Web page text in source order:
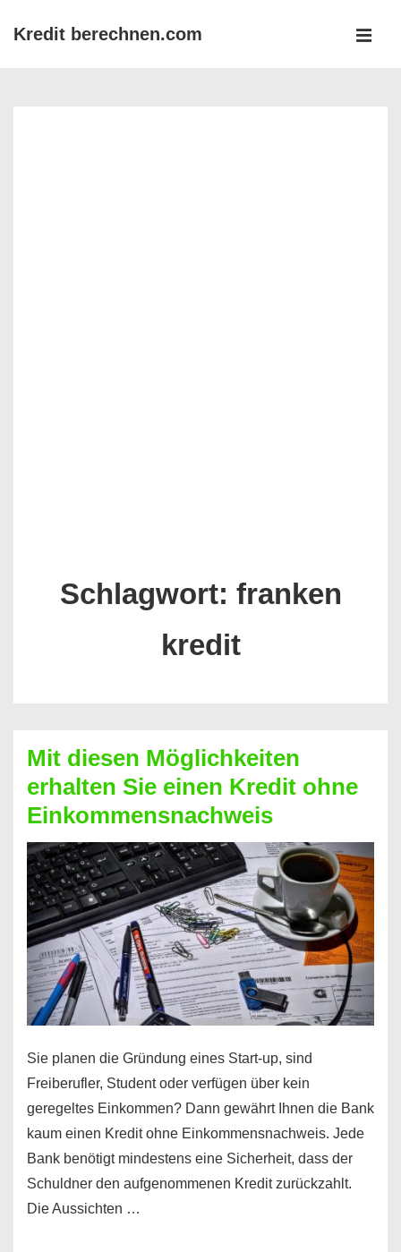
ZumKredit berechnen.com
Schlagwort: franken
kredit
Mit diesen Möglichkeiten
erhalten Sie einen Kredit ohne
Einkommensnachweis
Sie planen die Gründung eines Start-up, sind
Freiberufler, Student oder verfügen über kein
geregeltes Einkommen? Dann gewährt Ihnen die Bank
kaum einen Kredit ohne Einkommensnachweis. Jede
Bank benötigt mindestens eine Sicherheit, dass der
Schuldner den aufgenommenen Kredit zurückzahlt.
Die Aussichten …